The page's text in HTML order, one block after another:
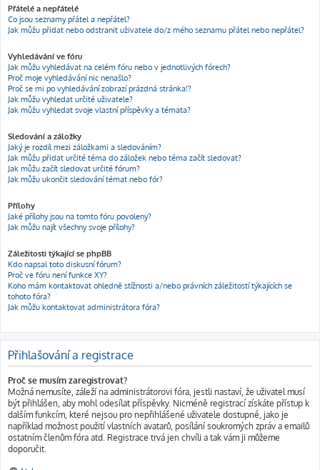
Přátelé a nepřátelé
Co jsou seznamy přátel a nepřátel?
Jak můžu přidat nebo odstranit uživatele do/z mého seznamu přátel nebo nepřátel?
Vyhledávání ve fóru
Jak můžu vyhledávat na celém fóru nebo v jednotlivých fórech?
Proč moje vyhledávání nic nenašlo?
Proč se mi po vyhledávání zobrazí prázdná stránka!?
Jak můžu vyhledat určité uživatele?
Jak můžu vyhledat svoje vlastní příspěvky a témata?
Sledování a záložky
Jaký je rozdíl mezi záložkami a sledováním?
Jak můžu přidat určité téma do záložek nebo téma začít sledovat?
Jak můžu začít sledovat určité fórum?
Jak můžu ukončit sledování témat nebo fór?
Přílohy
Jaké přílohy jsou na tomto fóru povoleny?
Jak můžu najít všechny svoje přílohy?
Záležitosti týkající se phpBB
Kdo napsal toto diskusní fórum?
Proč ve fóru není funkce XY?
Koho mám kontaktovat ohledně stížnosti a/nebo právních záležitostí týkajících se
tohoto fóra?
Jak můžu kontaktovat administrátora fóra?
Přihlašování a registrace
Proč se musím zaregistrovat?
Možná nemusíte, záleží na administrátorovi fóra, jestli nastaví, že uživatel musí
být přihlášen, aby mohl odesílat příspěvky. Nicméně registrací získáte přístup k
dalším funkcím, které nejsou pro nepřihlášené uživatele dostupné, jako je
například možnost použití vlastních avatarů, posílání soukromých zpráv a emailů
ostatním členům fóra atd. Registrace trvá jen chvíli a tak vám ji můžeme
doporučit.